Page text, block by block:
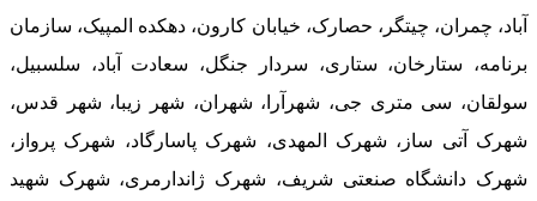
آباد، چمران، چیتگر، حصارک، خیابان کارون، دهکده المپیک، سازمان
برنامه، ستارخان، ستاری، سردار جنگل، سعادت آباد، سلسبیل،
سولقان، سی متری جی، شهرآرا، شهران، شهر زیبا، شهر قدس،
شهرک آتی ساز، شهرک المهدی، شهرک پاسارگاد، شهرک پرواز،
شهرک دانشگاه صنعتی شریف، شهرک ژاندارمری، شهرک شهید